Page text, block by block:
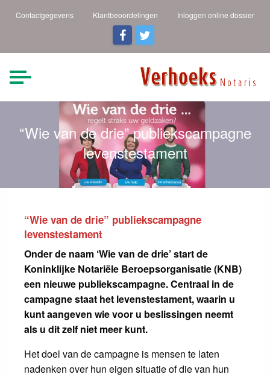
Contactgegevens Klantbeoordelingen Inloggen online dossier
Verhoeks Notaris |
Den Helder
Heldere taal een duidelijk
“Wie van de drie” publiekscampagne
levenstestament
“Wie van de drie” publiekscampagne
levenstestament
Onder de naam ‘Wie van de drie’ start de
Koninklijke Notariële Beroepsorganisatie (KNB)
een nieuwe publiekscampagne. Centraal in de
campagne staat het levenstestament, waarin u
kunt aangeven wie voor u beslissingen neemt
als u dit zelf niet meer kunt.
Het doel van de campagne is mensen te laten
nadenken over hun eigen situatie of die van hun